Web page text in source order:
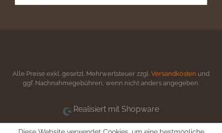
Alle Preise exkl. gesetzl. Mehrwertsteuer zzgl. Versandkosten und
ggf. Nachnahmegebühren, wenn nicht anders angegeben.
Realisiert mit Shopware